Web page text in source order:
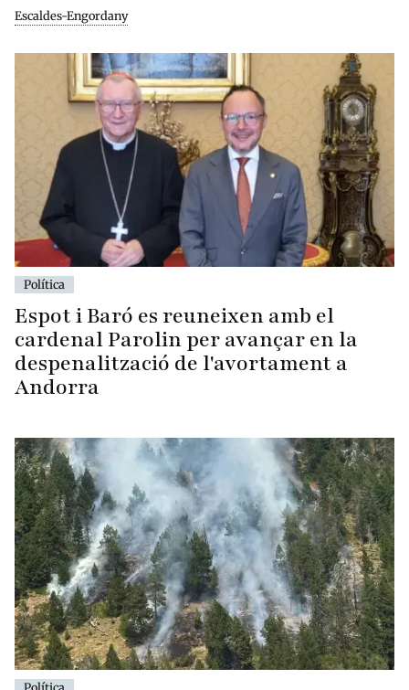
Escaldes-Engordany
Política
Espot i Baró es reuneixen amb el
cardenal Parolin per avançar en la
despenalització de l'avortament a
Andorra